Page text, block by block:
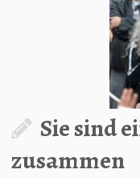
Sie sind
zusammen